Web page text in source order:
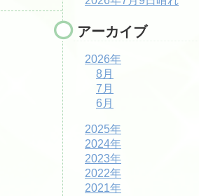
アーカイブ
2026年
8月
7月
6月
2025年
2024年
2023年
2022年
2021年